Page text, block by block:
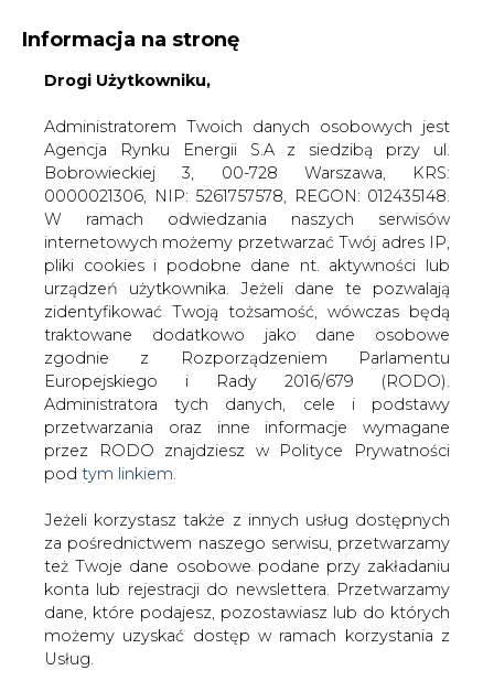
KONTAKT:
WYSOKI KONTRAST WIELKOŚĆ TEKSTU A A
ZALOGUJ SIĘ
WŁĄCZ CIRE.TV
Informacja na stronę
Drogi Użytkowniku,
Administratorem Twoich danych osobowych jest
Agencja Rynku Energii S.A z siedzibą przy ul.
Bobrowieckiej 3, 00-728 Warszawa, KRS:
0000021306, NIP: 5261757578, REGON: 012435148.
W ramach odwiedzania naszych serwisów
internetowych możemy przetwarzać Twój adres IP,
pliki cookies i podobne dane nt. aktywności lub
urządzeń użytkownika. Jeżeli dane te pozwalają
zidentyfikować Twoją tożsamość, wówczas będą
traktowane dodatkowo jako dane osobowe
zgodnie z Rozporządzeniem Parlamentu
Europejskiego i Rady 2016/679 (RODO).
Administratora tych danych, cele i podstawy
przetwarzania oraz inne informacje wymagane
przez RODO znajdziesz w Polityce Prywatności
pod tym linkiem.
Jeżeli korzystasz także z innych usług dostępnych
za pośrednictwem naszego serwisu, przetwarzamy
też Twoje dane osobowe podane przy zakładaniu
konta lub rejestracji do newslettera. Przetwarzamy
dane, które podajesz, pozostawiasz lub do których
możemy uzyskać dostęp w ramach korzystania z
Usług.
Strona główna / ZIELONA GOSPODARKA
Wpuszczeni w kanał
2002-09-16 00:00